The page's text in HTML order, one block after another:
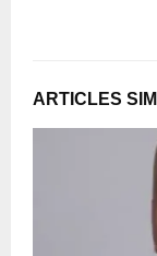
ARTICLES